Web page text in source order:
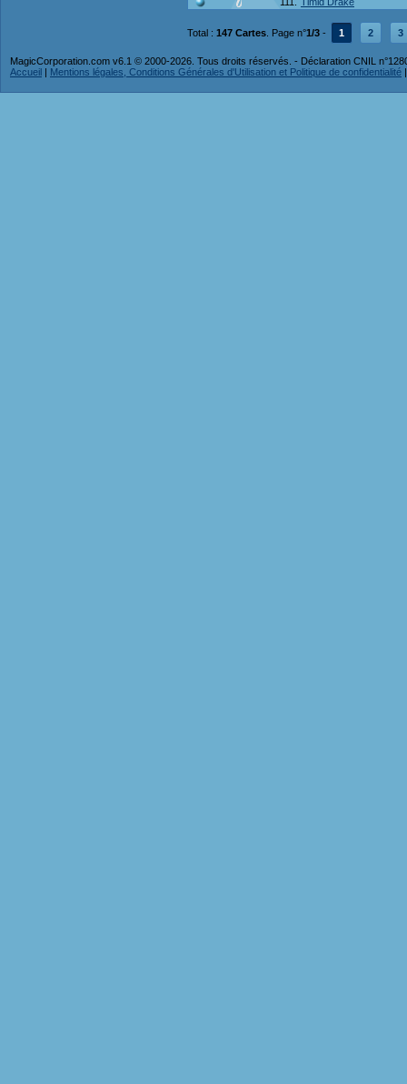
Total : 147 Cartes . Page n°1/3 - 1 2 3
MagicCorporation.com v6.1 © 2000-2026. Tous droits réservés. - Déclaration CNIL
Accueil | Mentions légales, Conditions Générales d'Utilisation et Politique de confidentialité